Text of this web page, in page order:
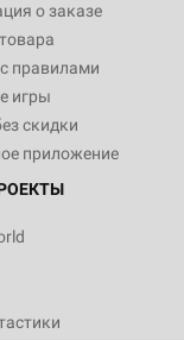
о заказе
правилами
игры
скидки
приложение